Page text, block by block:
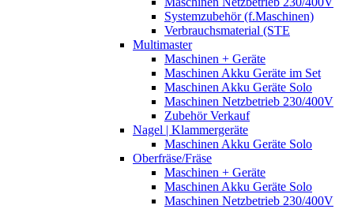
Systemzubehör (f.Maschinen)
Verbrauchsmaterial (STE
Multimaster
Maschinen + Geräte
Maschinen Akku Geräte im Set
Maschinen Akku Geräte Solo
Maschinen Netzbetrieb 230/400V
Zubehör Verkauf
Nagel | Klammergeräte
Maschinen Akku Geräte Solo
Oberfräse/Fräse
Maschinen + Geräte
Maschinen Akku Geräte Solo
Maschinen Netzbetrieb 230/400V